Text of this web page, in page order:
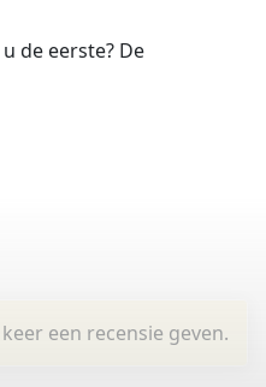
de eerste? De
een recensie geven.